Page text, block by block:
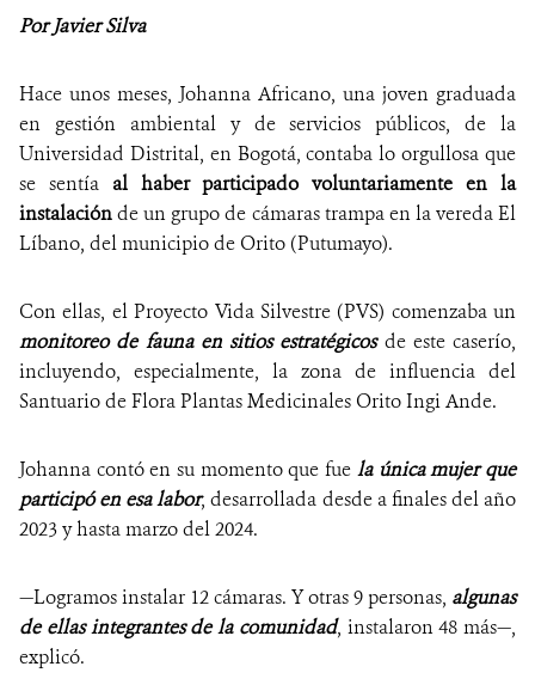
Por Javier Silva
Hace unos meses, Johanna Africano, una joven graduada
en gestión ambiental y de servicios públicos, de la
Universidad Distrital, en Bogotá, contaba lo orgullosa que
se sentía al haber participado voluntariamente en la
instalaciónde un grupo de cámaras trampa en la vereda El
Líbano, del municipio de Orito (Putumayo).
Con ellas, el Proyecto Vida Silvestre (PVS) comenzaba un
monitoreo de fauna en sitios estratégicosde este caserío,
incluyendo, especialmente, la zona de influencia del
Santuario de Flora Plantas Medicinales Orito Ingi Ande.
Johanna contó en su momento que fue la única mujer que
participó en esa labor, desarrollada desde a finales del año
2023 y hasta marzo del 2024.
—Logramos instalar 12 cámaras. Y otras 9 personas, algunas
de ellas integrantes de la comunidad, instalaron 48 más—,
explicó.